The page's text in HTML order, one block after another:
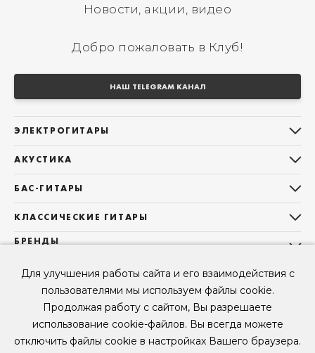
Для улучшения работы сайта и его взаимодействия с
пользователями мы используем файлы cookie.
Продолжая работу с сайтом, Вы разрешаете
использование cookie-файлов. Вы всегда можете
отключить файлы cookie в настройках Вашего браузера.
Новости, акции, видео
Добро пожаловать в Клуб!
НАШ TELEGRAM КАНАЛ
ЭЛЕКТРОГИТАРЫ
Telecaster
Les Paul
Superstrat
АКУСТИКА
Фолки (ОМ, 000, 00)
Гранд Аудиториум
Б/У, уцененные гитары
БАС-ГИТАРЫ
Precision Bass
Б/У, уцененные гитары
КЛАССИЧЕСКИЕ ГИТАРЫ
Все классические гитары
Б/У, уцененные гитары
БРЕНДЫ
Sigma Guitars
Enya Guitars
Fender
Gibson
Контакты
Мы в Telegram
Мы в ВК
Мы в YouTube